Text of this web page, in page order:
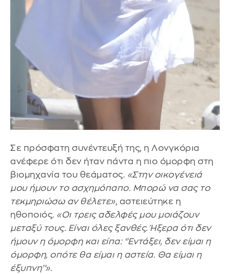
Σε πρόσφατη συνέντευξή της, η Λονγκόρια
ανέφερε ότι δεν ήταν πάντα η πιο όμορφη στη
βιομηχανία του θεάματος. «Στην οικογένειά
μου ήμουν το ασχημόπαπο. Μπορώ να σας το
τεκμηριώσω αν θέλετε», αστειεύτηκε η
ηθοποιός. «Οι τρεις αδελφές μου μοιάζουν
μεταξύ τους. Είναι όλες ξανθές. Ήξερα ότι δεν
ήμουν η όμορφη και είπα: ‘’Εντάξει, δεν είμαι η
όμορφη, οπότε θα είμαι η αστεία. Θα είμαι η
έξυπνη’’».